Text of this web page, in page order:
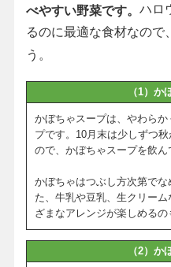
べやすい野菜です。 ハロ
るのに最適な食材なので
う。
（1）か
かぼちゃスープは、やわら
プです。10月末は少しずつ
ので、かぼちゃスープを飲ん
かぼちゃはつぶし方次第で
た、牛乳や豆乳、生クリー
ざまなアレンジが楽しめるの
（2）か